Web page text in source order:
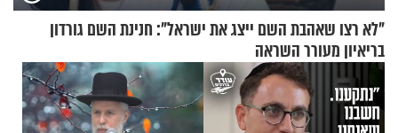
"לא רצו שאהבת השם ייצג את ישראל": חנינת השם גורדון
בריאיון מעורר השראה